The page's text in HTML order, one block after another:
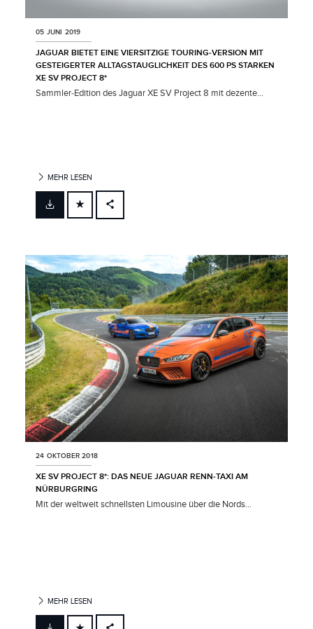
05 JUNI 2019
JAGUAR BIETET EINE VIERSITZIGE TOURING‑VERSION MIT
GESTEIGERTER ALLTAGSTAUGLICHKEIT DES 600 PS STARKEN
XE SV PROJECT 8*
Sammler‑Edition des Jaguar XE SV Project 8 mit dezente...
MEHR LESEN
FACEBOOK
LINKEDIN
SHARE
24 OKTOBER 2018
XE SV PROJECT 8*: DAS NEUE JAGUAR RENN‑TAXI AM
NÜRBURGRING
Mit der weltweit schnellsten Limousine über die Nords...
MEHR LESEN